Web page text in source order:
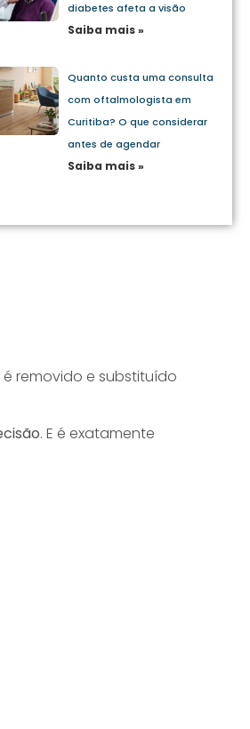
diabetes afeta a visão
Saiba mais »
Quanto custa uma consulta
com oftalmologista em
Curitiba? O que considerar
antes de agendar
Saiba mais »
removido e substituído
. E é exatamente